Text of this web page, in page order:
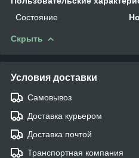
Состояние
Скрыть
Условия доставки
Самовывоз
Доставка курьером
Доставка почтой
Транспортная компания